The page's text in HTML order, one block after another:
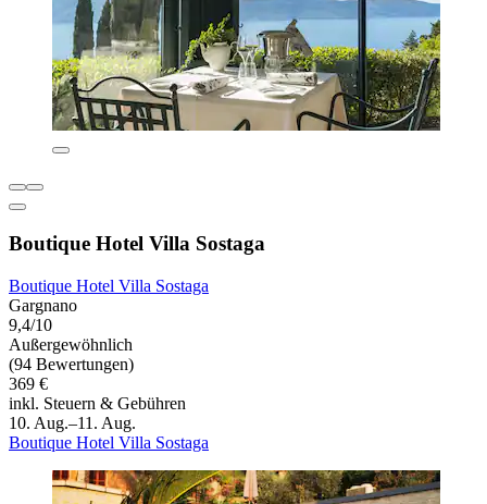
Boutique Hotel Villa Sostaga
Boutique Hotel Villa Sostaga
Gargnano
9,4/10
Außergewöhnlich
(94 Bewertungen)
369 €
inkl. Steuern & Gebühren
10. Aug.–11. Aug.
Boutique Hotel Villa Sostaga